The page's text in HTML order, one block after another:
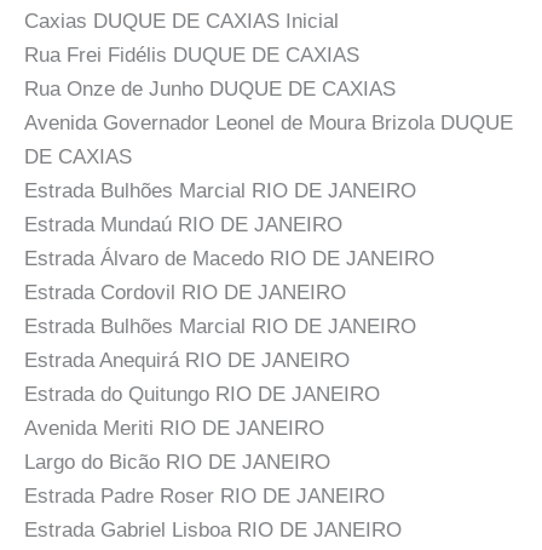
Caxias DUQUE DE CAXIAS Inicial
Rua Frei Fidélis DUQUE DE CAXIAS
Rua Onze de Junho DUQUE DE CAXIAS
Avenida Governador Leonel de Moura Brizola DUQUE
DE CAXIAS
Estrada Bulhões Marcial RIO DE JANEIRO
Estrada Mundaú RIO DE JANEIRO
Estrada Álvaro de Macedo RIO DE JANEIRO
Estrada Cordovil RIO DE JANEIRO
Estrada Bulhões Marcial RIO DE JANEIRO
Estrada Anequirá RIO DE JANEIRO
Estrada do Quitungo RIO DE JANEIRO
Avenida Meriti RIO DE JANEIRO
Largo do Bicão RIO DE JANEIRO
Estrada Padre Roser RIO DE JANEIRO
Estrada Gabriel Lisboa RIO DE JANEIRO